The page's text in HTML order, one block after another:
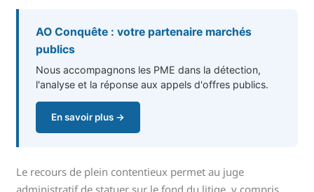
AO Conquête : votre partenaire marchés
publics
Nous accompagnons les PME dans la détection,
l'analyse et la réponse aux appels d'offres publics.
En savoir plus →
Le recours de plein contentieux permet au juge
administratif de statuer sur le fond du litige, y compris